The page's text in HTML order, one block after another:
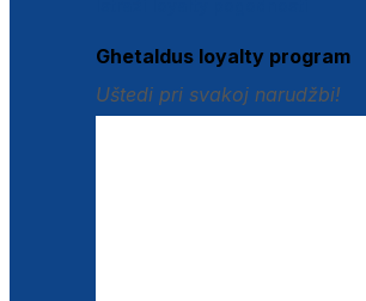
Ghetaldus loyalty program
Uštedi pri svakoj narudžbi!